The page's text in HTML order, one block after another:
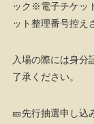
ック※電子チケッ
ット整理番号控え
入場の際には身分
了承ください。
🎫先行抽選申し込